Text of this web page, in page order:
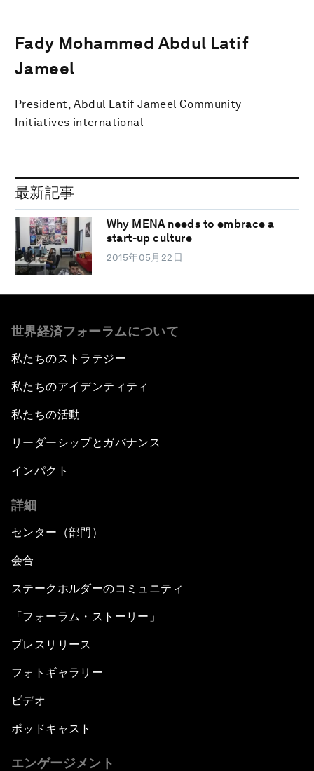
Fady Mohammed Abdul Latif
Jameel
President, Abdul Latif Jameel Community
Initiatives international
最新記事
Why MENA needs to embrace a
start-up culture
2015年05月22日
世界経済フォーラムについて
私たちのストラテジー
私たちのアイデンティティ
私たちの活動
リーダーシップとガバナンス
インパクト
詳細
センター（部門）
会合
ステークホルダーのコミュニティ
「フォーラム・ストーリー」
プレスリリース
フォトギャラリー
ビデオ
ポッドキャスト
エンゲージメント